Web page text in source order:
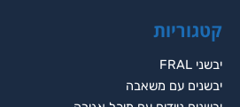
קטגוריות
יבשני FRAL
יבשנים עם משאבה